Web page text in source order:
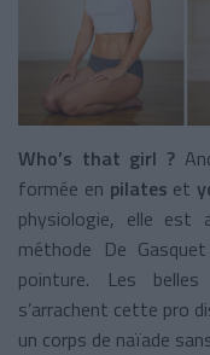
Who’s that girl ?
formée en pilates et
physiologie, elle est
méthode De
pointure. Les
s’arrachent cette pro
un corps de naïade